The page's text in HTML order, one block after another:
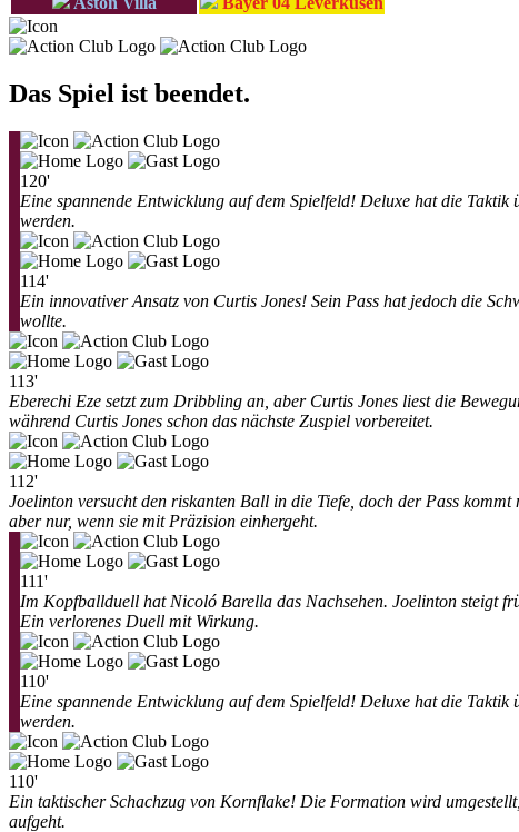
Das Spiel ist beendet.
120'
Eine spannende Entwicklung auf dem Spielfeld! Deluxe hat die
werden.
114'
Ein innovativer Ansatz von Curtis Jones! Sein Pass hat jedoch die
wollte.
113'
Eberechi Eze setzt zum Dribbling an, aber Curtis Jones liest die
während Curtis Jones schon das nächste Zuspiel vorbereitet.
112'
Joelinton versucht den riskanten Ball in die Tiefe, doch der Pass
aber nur, wenn sie mit Präzision einhergeht.
111'
Im Kopfballduell hat Nicoló Barella das Nachsehen. Joelinton steigt
Ein verlorenes Duell mit Wirkung.
110'
Eine spannende Entwicklung auf dem Spielfeld! Deluxe hat die
werden.
110'
Ein taktischer Schachzug von Kornflake! Die Formation wird
aufgeht.